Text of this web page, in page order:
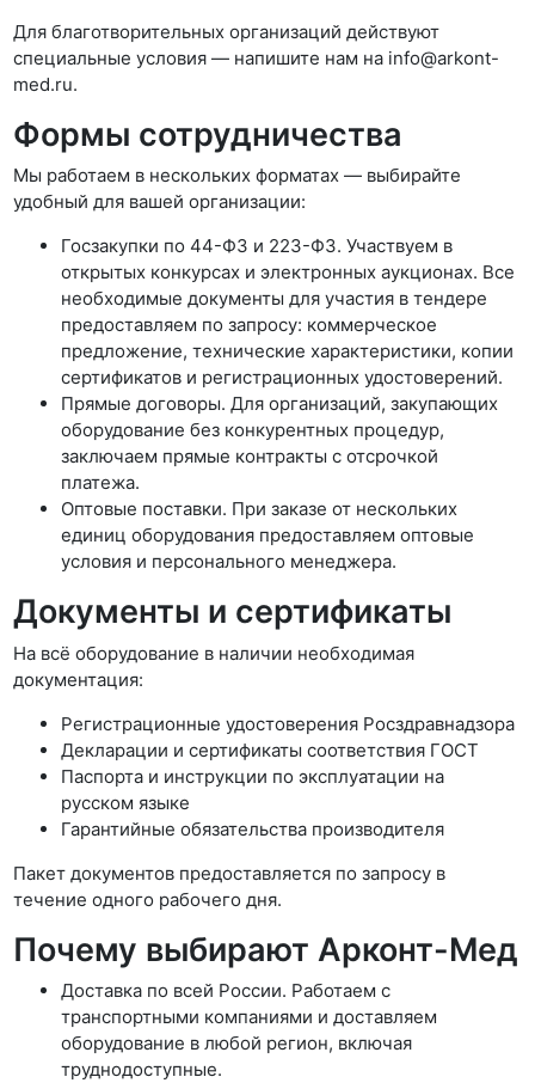
Для благотворительных организаций действуют
специальные условия — напишите нам на info@arkont-
med.ru.
Формы сотрудничества
Мы работаем в нескольких форматах — выбирайте
удобный для вашей организации:
Госзакупки по 44-ФЗ и 223-ФЗ. Участвуем в
открытых конкурсах и электронных аукционах. Все
необходимые документы для участия в тендере
предоставляем по запросу: коммерческое
предложение, технические характеристики, копии
сертификатов и регистрационных удостоверений.
Прямые договоры. Для организаций, закупающих
оборудование без конкурентных процедур,
заключаем прямые контракты с отсрочкой
платежа.
Оптовые поставки. При заказе от нескольких
единиц оборудования предоставляем оптовые
условия и персонального менеджера.
Документы и сертификаты
На всё оборудование в наличии необходимая
документация:
Регистрационные удостоверения Росздравнадзора
Декларации и сертификаты соответствия ГОСТ
Паспорта и инструкции по эксплуатации на
русском языке
Гарантийные обязательства производителя
Пакет документов предоставляется по запросу в
течение одного рабочего дня.
Почему выбирают Арконт-Мед
Доставка по всей России. Работаем с
транспортными компаниями и доставляем
оборудование в любой регион, включая
труднодоступные.